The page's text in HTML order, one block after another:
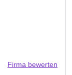
Firma bewerten